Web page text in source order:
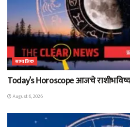
सामाजिक
Today’s Horoscope आजचे
August 6, 2026